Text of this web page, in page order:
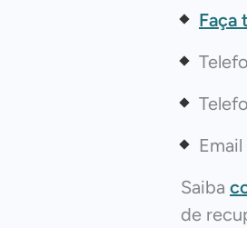
Faça
Saiba
de